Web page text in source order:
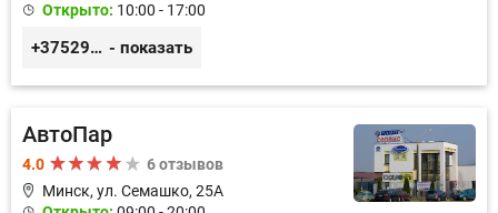
Открыто: 10:00 - 17:00
+375299395764 - показать
АвтоПар
4.0
6 отзывов
Минск, ул. Семашко, 25А